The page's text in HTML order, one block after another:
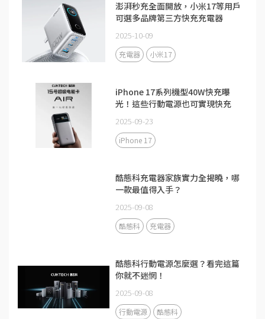
澎湃秒充全面開放，小米17等用戶
可選多品牌第三方快充充電器
2025-10-09
充電器 小米17
iPhone 17系列機型40W快充曝
光！這些行動電源也可實現快充
2025-09-23
iPhone 17
酷態科充電器家族實力全揭曉，哪
一款最值得入手？
2025-09-08
酷態科 充電器
酷態科行動電源怎麼選？看完這篇
你就不迷惘！
2025-09-08
行動電源 酷態科